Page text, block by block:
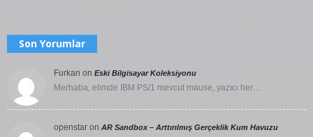
Son Yorumlar
Furkan on Eski Bilgisayar Koleksiyonu
Merhaba, elimde IBM PS/1 mevcut mause, yazıcı her…
openstar on AR Sandbox – Arttırılmış Gerçeklik Kum Havuzu